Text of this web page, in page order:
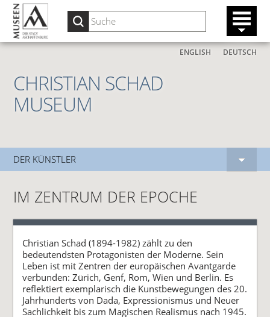
CHRISTIAN SCHAD
MUSEUM
DEUTSCH
ENGLISH
DER KÜNSTLER
IM ZENTRUM DER EPOCHE
Christian Schad (1894-1982) zählt zu den
bedeutendsten Protagonisten der Moderne. Sein
Leben ist mit Zentren der europäischen Avantgarde
verbunden: Zürich, Genf, Rom, Wien und Berlin. Es
reflektiert exemplarisch die Kunstbewegungen des 20.
Jahrhunderts von Dada, Expressionismus und Neuer
Sachlichkeit bis zum Magischen Realismus nach 1945.